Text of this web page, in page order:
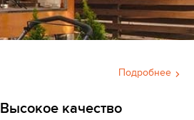
Подробнее
Высокое качество